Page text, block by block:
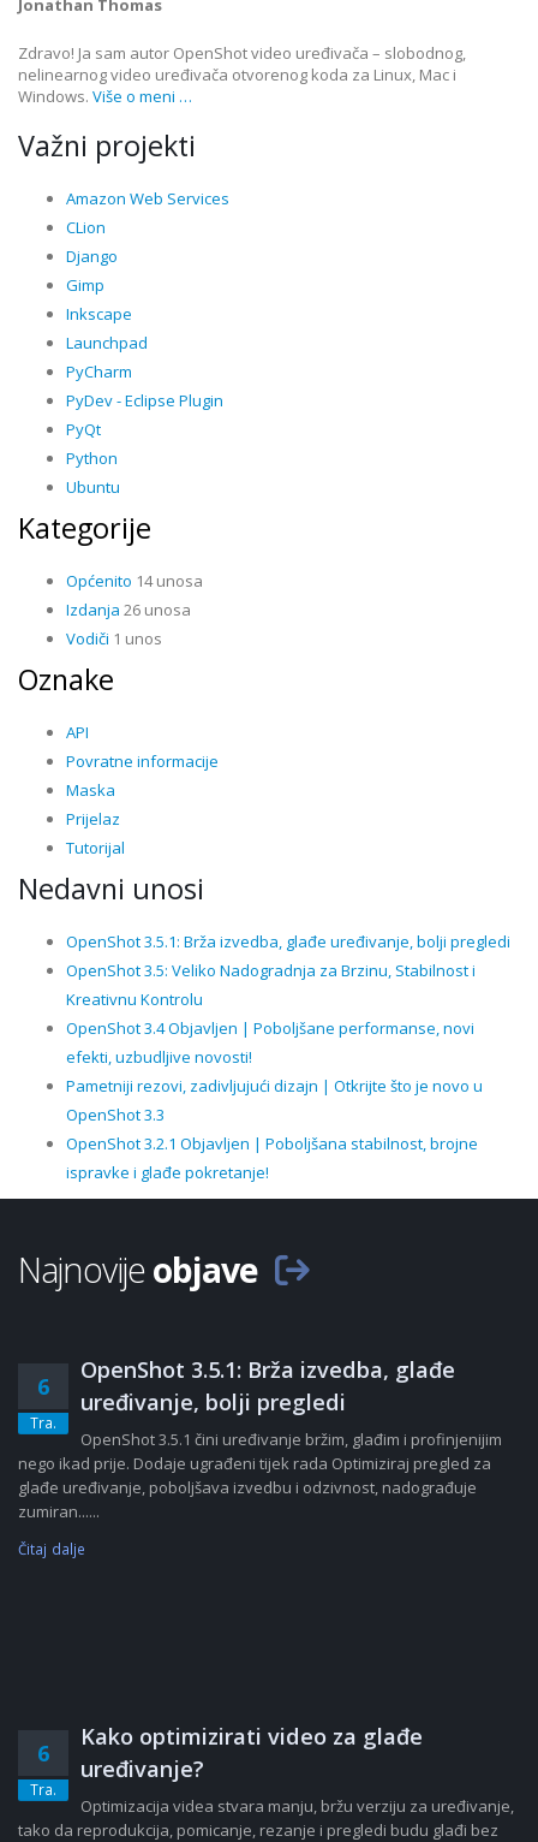
Jonathan Thomas
Zdravo! Ja sam autor OpenShot video uređivača – slobodnog,
nelinearnog video uređivača otvorenog koda za Linux, Mac i
Windows. Više o meni …
Važni projekti
Amazon Web Services
CLion
Django
Gimp
Inkscape
Launchpad
PyCharm
PyDev - Eclipse Plugin
PyQt
Python
Ubuntu
Kategorije
Općenito 14 unosa
Izdanja 26 unosa
Vodiči 1 unos
Oznake
API
Povratne informacije
Maska
Prijelaz
Tutorijal
Nedavni unosi
OpenShot 3.5.1: Brža izvedba, glađe uređivanje, bolji pregledi
OpenShot 3.5: Veliko Nadogradnja za Brzinu, Stabilnost i
Kreativnu Kontrolu
OpenShot 3.4 Objavljen | Poboljšane performanse, novi
efekti, uzbudljive novosti!
Pametniji rezovi, zadivljujući dizajn | Otkrijte što je novo u
OpenShot 3.3
OpenShot 3.2.1 Objavljen | Poboljšana stabilnost, brojne
ispravke i glađe pokretanje!
Najnovijeobjave
6
Tra.
OpenShot 3.5.1: Brža izvedba, glađe
uređivanje, bolji pregledi
OpenShot 3.5.1 čini uređivanje bržim, glađim i profinjenijim
nego ikad prije. Dodaje ugrađeni tijek rada Optimiziraj pregled za
glađe uređivanje, poboljšava izvedbu i odzivnost, nadograđuje
zumiran......
Čitaj dalje
6
Tra.
Kako optimizirati video za glađe
uređivanje?
Optimizacija videa stvara manju, bržu verziju za uređivanje,
tako da reprodukcija, pomicanje, rezanje i pregledi budu glađi bez